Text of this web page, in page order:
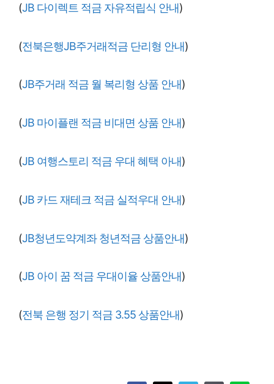
(JB 다이렉트 적금 자유적립식 안내)
(전북은행JB주거래적금 단리형 안내)
(JB주거래 적금 월 복리형 상품 안내)
(JB 마이플랜 적금 비대면 상품 안내)
(JB 여행스토리 적금 우대 혜택 아내)
(JB 카드 재테크 적금 실적우대 안내)
(JB청년도약계좌 청년적금 상품안내)
(JB 아이 꿈 적금 우대이율 상품안내)
(전북 은행 정기 적금 3.55 상품안내)